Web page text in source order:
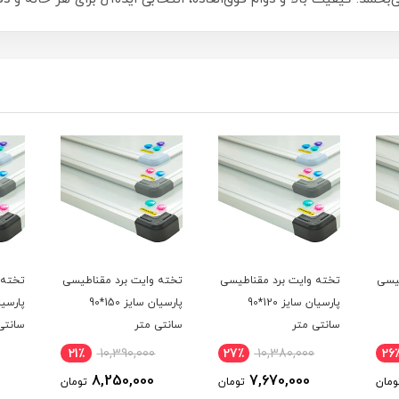
تخته وایت برد مقناطیسی
پارسیان سایز 120*90
سانتی متر
10,380,000 27٪
7,670,000 تومان
تخته وایت برد مقناطیسی
پارسیان سایز 150*90
سانتی متر
10,390,000 21٪
8,250,000 تومان